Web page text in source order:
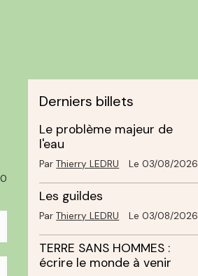
0
Derniers billets
Le problème majeur de
l'eau
ParThierry LEDRU Le 03/08/2026
Les guildes
ParThierry LEDRU Le 03/08/2026
TERRE SANS HOMMES :
écrire le monde à venir